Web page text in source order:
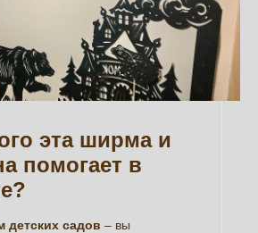
эта ширма и
помогает в
детских садов – вы